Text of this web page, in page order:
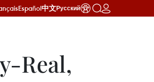
Español中文Русский
Real,